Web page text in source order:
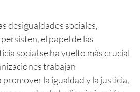
desigualdades sociales,
el papel de las
social se ha vuelto más crucial
trabajan
la igualdad y la justicia,